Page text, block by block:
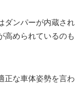
ダンパーが内蔵され
高められているのも
正な車体姿勢を言わ